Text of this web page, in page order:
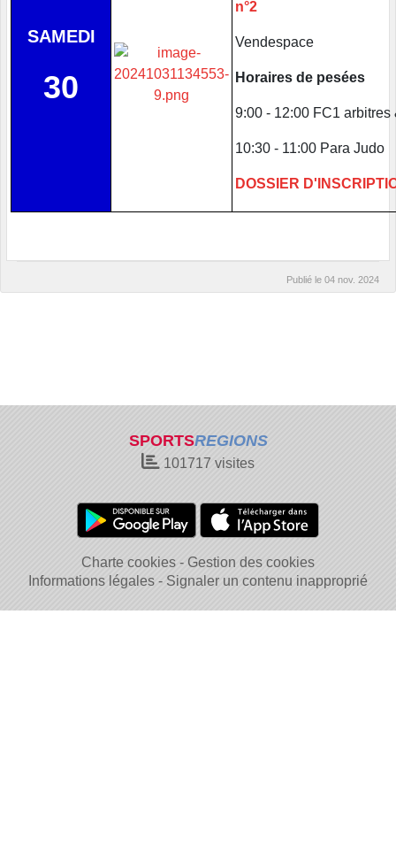
SAMEDI
30
n°2
Vendespace
Horaires de pesées
9:00 - 12:00 FC1 arbitres
10:30 - 11:00 Para Judo
DOSSIER
Publié le 04 nov. 2024
SPORTSREGIONS
101717 visites
Charte cookies
Gestion des cookies
Informations légales
Signaler un contenu inapproprié